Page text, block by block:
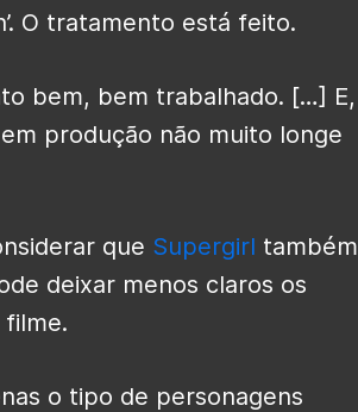
O tratamento está feito.
bem, bem trabalhado. […] E,
produção não muito longe
que Supergirl também
deixar menos claros os
o tipo de personagens